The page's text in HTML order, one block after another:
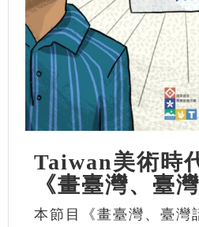
Taiwan美術時
《畫臺灣、臺灣
本節目《畫臺灣、臺灣